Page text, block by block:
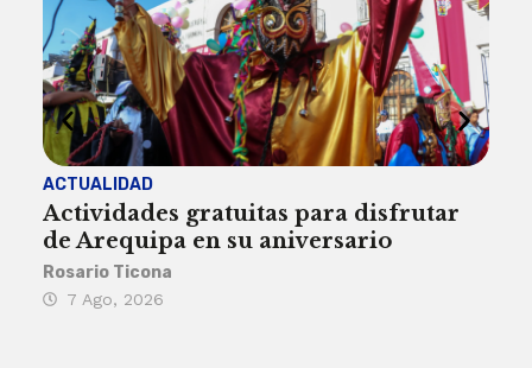
ACTUALIDAD
Actividades gratuitas para disfrutar
de Arequipa en su aniversario
Rosario Ticona
7 Ago, 2026